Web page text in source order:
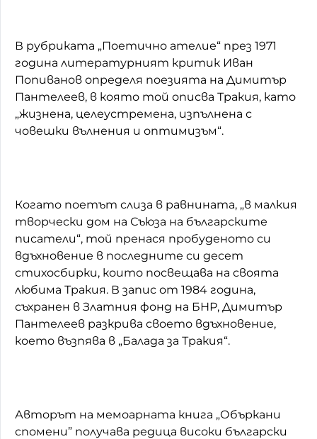
В рубриката „Поетично ателие“ през 1971
година литературният критик Иван
Попиванов определя поезията на Димитър
Пантелеев, в която той описва Тракия, като
„жизнена, целеустремена, изпълнена с
човешки вълнения и оптимизъм“.
Когато поетът слиза в равнината, „в малкия
творчески дом на Съюза на българските
писатели“, той пренася пробуденото си
вдъхновение в последните си десет
стихосбирки, които посвещава на своята
любима Тракия. В запис от 1984 година,
съхранен в Златния фонд на БНР, Димитър
Пантелеев разкрива своето вдъхновение,
което възпява в „Балада за Тракия“.
Авторът на мемоарната книга „Объркани
спомени” получава редица високи български